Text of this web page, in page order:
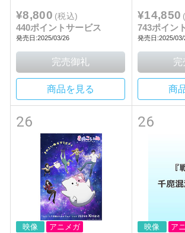
¥8,800 (税込)
440ポイントサービス
発売日:2025/03/26
商品を見る
¥14,850
743ポイン
発売日:2025/03/
商
26
映像 アニメガ
26
映像 ア